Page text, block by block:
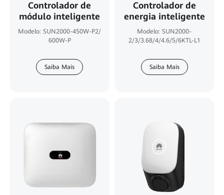
Controlador de
módulo inteligente
Modelo: SUN2000-450W-P2/
600W-P
Saiba Mais
Controlador de
energia inteligente
Modelo: SUN2000-
2/3/3.68/4/4.6/5/6KTL-L1
Saiba Mais